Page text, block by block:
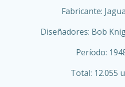
Fabricante:
Diseñadores: Bob
Período:
Total: 12.055